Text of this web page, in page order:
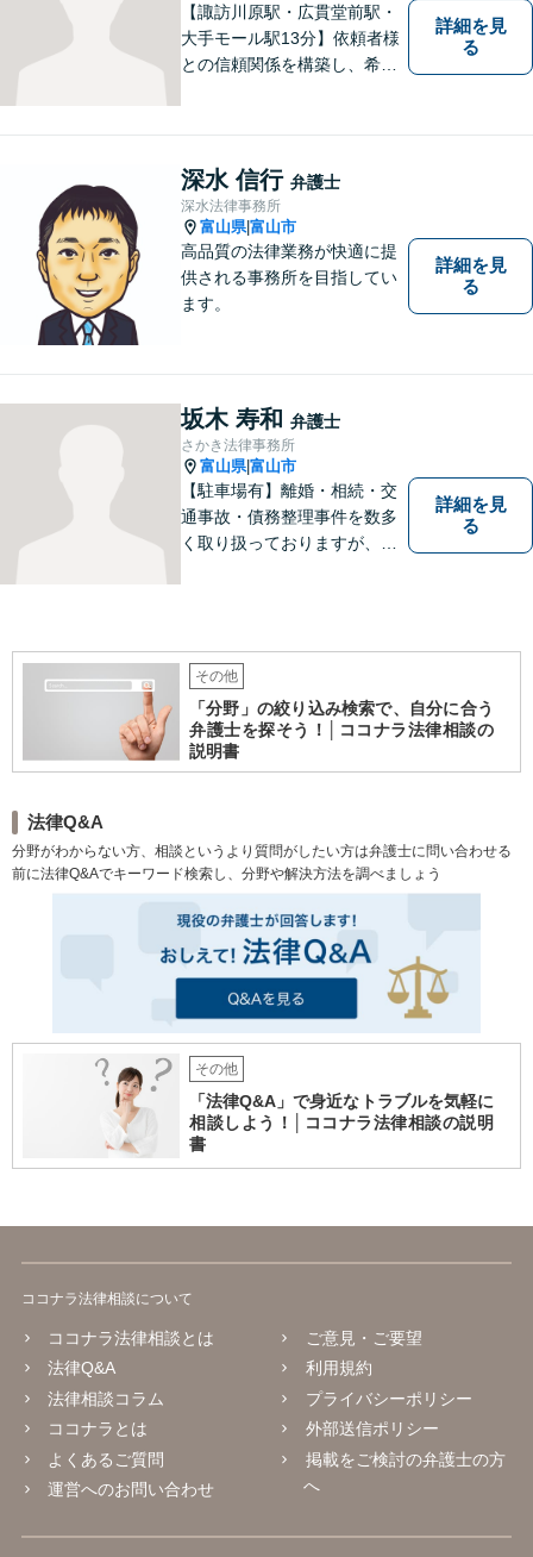
【諏訪川原駅・広貫堂前駅・
大手モール駅13分】依頼者様
との信頼関係を構築し、希望
したことでも、ぜひお気軽に
ご相談ください。平日夜間相
談OK！【複数弁護士在籍】
詳細を見
る
深水 信行 弁護士
深水法律事務所
富山県|富山市
高品質の法律業務が快適に提
供される事務所を目指してい
ます。
詳細を見
る
坂木 寿和 弁護士
さかき法律事務所
富山県|富山市
【駐車場有】離婚・相続・交
通事故・債務整理事件を数多
く取り扱っておりますが、そ
というお声をいただけるよう
に、誠実・丁寧を心がけ事件
に取り組んでいきたいと考え
ています。
詳細を見
る
その他
「分野」の絞り込み検索で、自分に合う
弁護士を探そう！│ココナラ法律相談の
説明書
法律Q&A
分野がわからない方、相談というより質問がしたい方は弁護士に問い合わせる
前に法律Q&Aでキーワード検索し、分野や解決方法を調べましょう
その他
「法律Q&A」で身近なトラブルを気軽に
相談しよう！│ココナラ法律相談の説明
書
ココナラ法律相談について
ココナラ法律相談とは
法律Q&A
法律相談コラム
ココナラとは
よくあるご質問
運営へのお問い合わせ
ご意見・ご要望
利用規約
プライバシーポリシー
外部送信ポリシー
掲載をご検討の弁護士の方
へ